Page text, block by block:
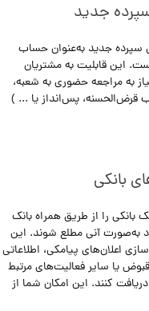
جدید
جدید به‌عنوان حساب
قابلیت به مشتریان
مراجعه حضوری به شعبه،
پس‌انداز یا ... )
را از طریق همراه بانک
آنی مطلع شوند. این
اعلان‌های پیامکی، اطلاعاتی
یا سایر فعالیت‌های مرتبط
کنند. این امکان شما از